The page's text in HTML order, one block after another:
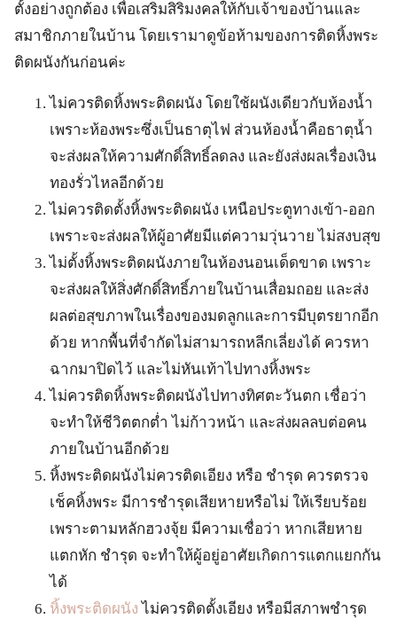
ตั้งอย่างถูกต้อง เพื่อเสริมสิริมงคลให้กับเจ้าของบ้านและ
สมาชิกภายในบ้าน โดยเรามาดูข้อห้ามของการติดหิ้งพระ
ติดผนังกันก่อนค่ะ
ไม่ควรติดหิ้งพระติดผนัง โดยใช้ผนังเดียวกับห้องน้ำ
เพราะห้องพระซึ่งเป็นธาตุไฟ ส่วนห้องน้ำคือธาตุน้ำ
จะส่งผลให้ความศักดิ์สิทธิ์ลดลง และยังส่งผลเรื่องเงิน
ทองรั่วไหลอีกด้วย
ไม่ควรติดตั้งหิ้งพระติดผนัง เหนือประตูทางเข้า-ออก
เพราะจะส่งผลให้ผู้อาศัยมีแต่ความวุ่นวาย ไม่สงบสุข
ไม่ตั้งหิ้งพระติดผนังภายในห้องนอนเด็ดขาด เพราะ
จะส่งผลให้สิ่งศักดิ์สิทธิ์ภายในบ้านเสื่อมถอย และส่ง
ผลต่อสุขภาพในเรื่องของมดลูกและการมีบุตรยากอีก
ด้วย หากพื้นที่จำกัดไม่สามารถหลีกเลี่ยงได้ ควรหา
ฉากมาปิดไว้ และไม่หันเท้าไปทางหิ้งพระ
ไม่ควรติดหิ้งพระติดผนังไปทางทิศตะวันตก เชื่อว่า
จะทำให้ชีวิตตกต่ำ ไม่ก้าวหน้า และส่งผลลบต่อคน
ภายในบ้านอีกด้วย
หิ้งพระติดผนังไม่ควรติดเอียง หรือ ชำรุด ควรตรวจ
เช็คหิ้งพระ มีการชำรุดเสียหายหรือไม่ ให้เรียบร้อย
เพราะตามหลักฮวงจุ้ย มีความเชื่อว่า หากเสียหาย
แตกหัก ชำรุด จะทำให้ผู้อยู่อาศัยเกิดการแตกแยกกัน
ได้
หิ้งพระติดผนัง ไม่ควรติดตั้งเอียง หรือมีสภาพชำรุด